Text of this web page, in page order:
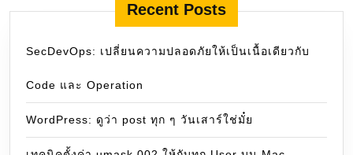
Recent Posts
SecDevOps: เปลี่ยนความปลอดภัยให้เป็นเนื้อเดียวกับ
Code และ Operation
WordPress: ดูว่า post ทุก ๆ วันเสาร์ใช่มั๋ย